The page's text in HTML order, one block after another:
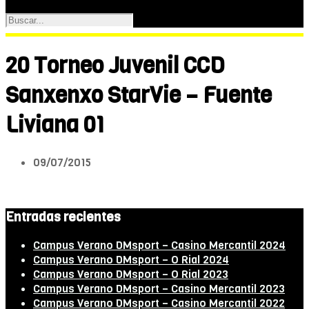
20 Torneo Juvenil CCD
Sanxenxo StarVie – Fuente
Liviana 01
09/07/2015
Entradas recientes
Campus Verano DMsport – Casino Mercantil 2024
Campus Verano DMsport – O Rial 2024
Campus Verano DMsport – O Rial 2023
Campus Verano DMsport – Casino Mercantil 2023
Campus Verano DMsport – Casino Mercantil 2022